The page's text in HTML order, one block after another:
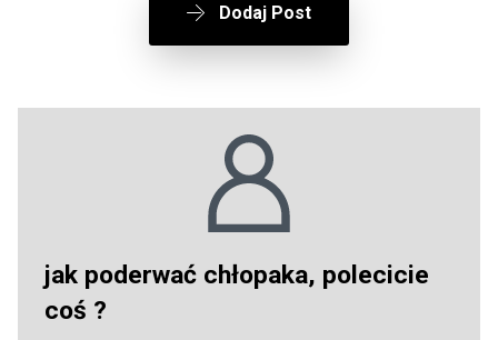
Dodaj Post
jak poderwać chłopaka, polecicie
coś ?